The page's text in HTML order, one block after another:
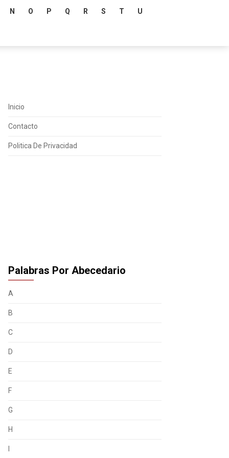
N O P Q R S T U
Inicio
Contacto
Politica De Privacidad
Palabras Por Abecedario
A
B
C
D
E
F
G
H